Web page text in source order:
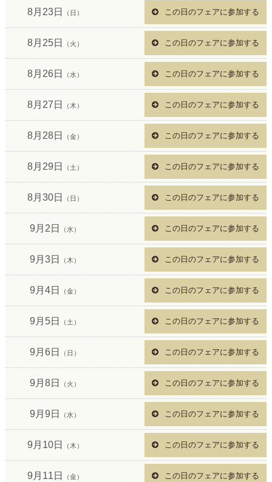
8月23日 （日） この日のフェアに参加する
8月25日 （火） この日のフェアに参加する
8月26日 （水） この日のフェアに参加する
8月27日 （木） この日のフェアに参加する
8月28日 （金） この日のフェアに参加する
8月29日 （土） この日のフェアに参加する
8月30日 （日） この日のフェアに参加する
9月2日 （水） この日のフェアに参加する
9月3日 （木） この日のフェアに参加する
9月4日 （金） この日のフェアに参加する
9月5日 （土） この日のフェアに参加する
9月6日 （日） この日のフェアに参加する
9月8日 （火） この日のフェアに参加する
9月9日 （水） この日のフェアに参加する
9月10日 （木） この日のフェアに参加する
9月11日 （金） この日のフェアに参加する